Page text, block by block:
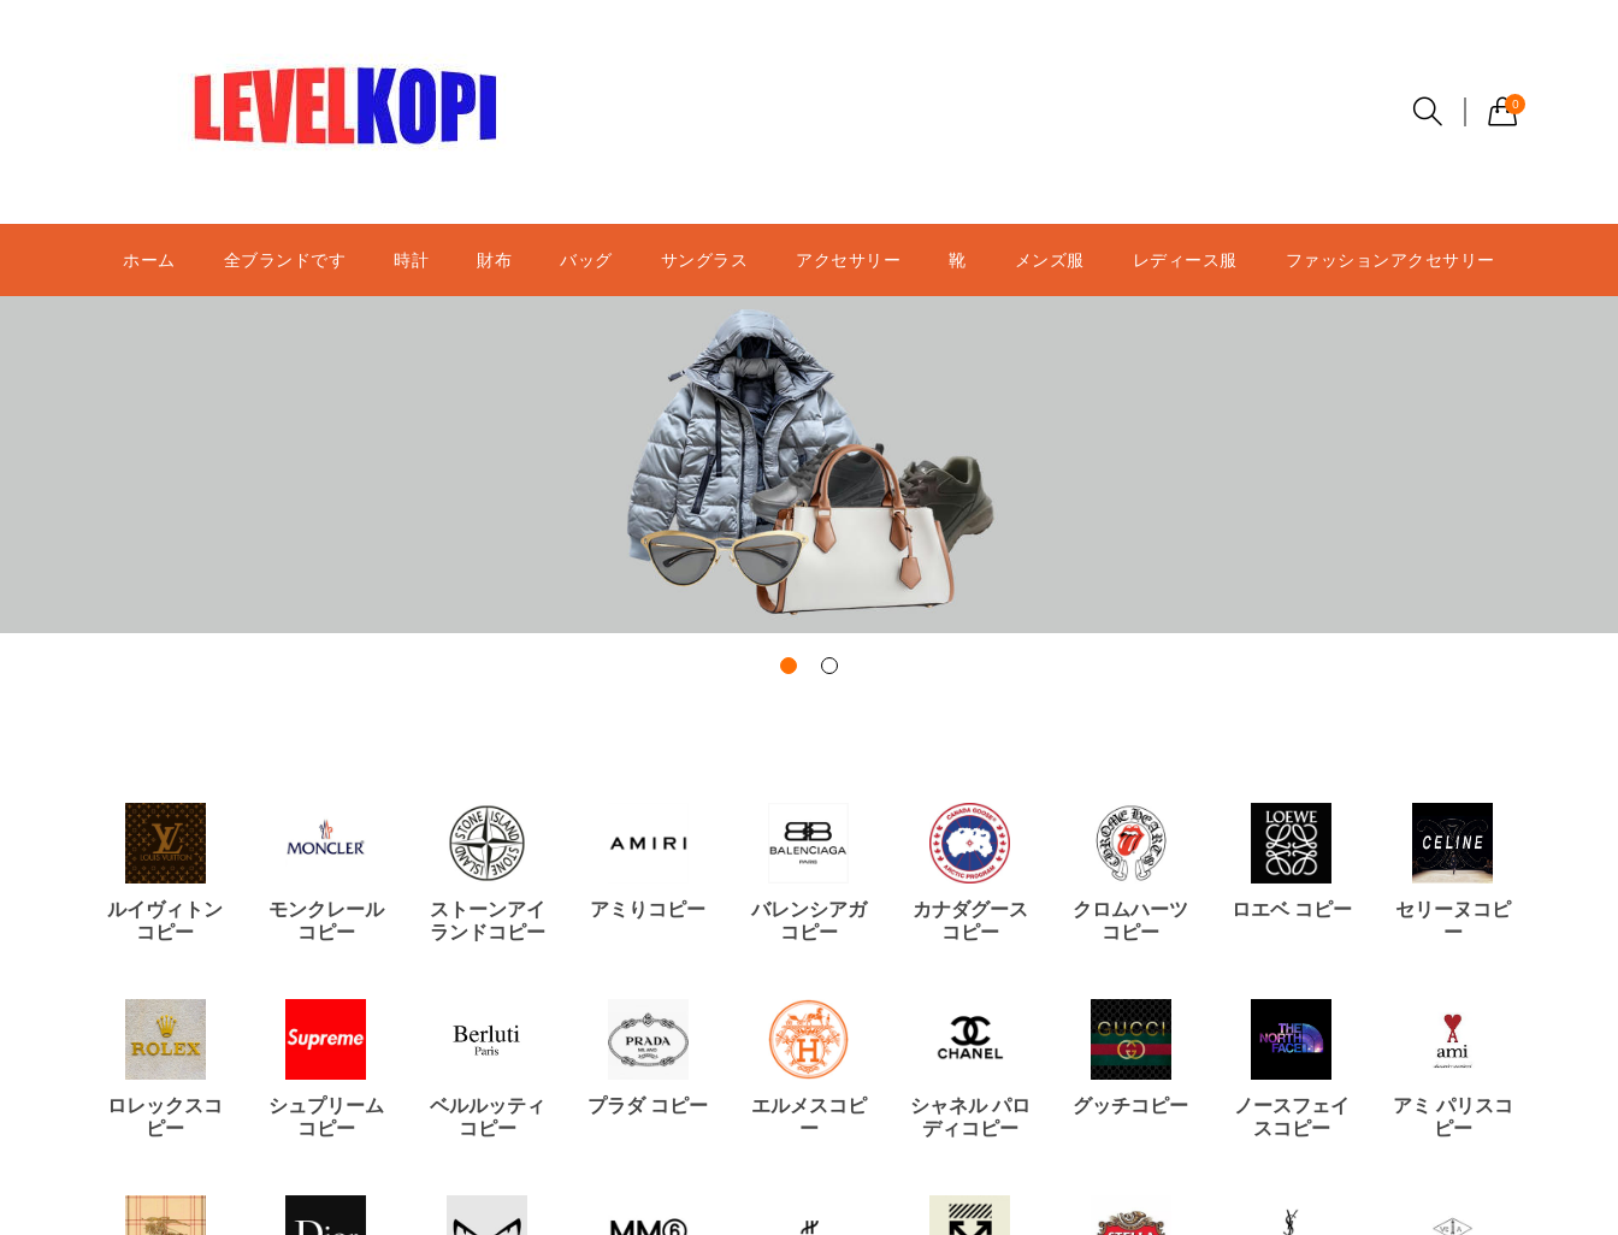
0
ホーム 全ブランドです 時計 財布 バッグ サングラス アクセサリー 靴 メンズ服 レディース服 ファッションアクセサリー
ルイヴィトン
コピー
モンクレール
コピー
ストーンアイ
ランドコピー
アミりコピー
バレンシアガ
コピー
カナダグース
コピー
クロムハーツ
コピー
ロエベ コピー
セリーヌコピ
ー
ロレックスコ
ピー
シュプリーム
コピー
ベルルッティ
コピー
プラダ コピー
エルメスコピ
ー
シャネル パロ
ディコピー
グッチコピー
ノースフェイ
スコピー
アミ パリスコ
ピー